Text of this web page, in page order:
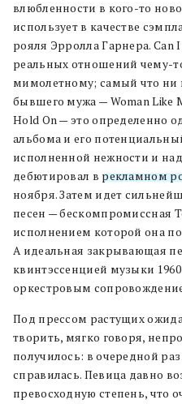
влюбленности в кого-то
использует в качестве
рояля Эрролла Гарнера.
реальных отношений чему-
мимолетному; самый что ни
бывшего мужа — Woman Like
Hold On — это определенно
альбома и его
исполненной нежности и
дебютировал в рекламном
ноября. Затем идет
песен — бескомпромиссная
исполнением которой она
А идеальная закрывающая
квинтэссенцией музыки
оркестровым
Под прессом растущих
творить, мягко говоря,
получилось: в очередной
справилась. Певица давно
превосходную степень, что